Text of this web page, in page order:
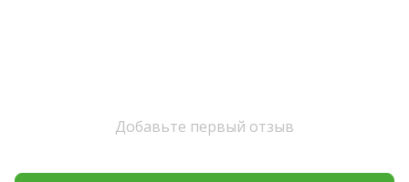
Добавьте первый отзыв